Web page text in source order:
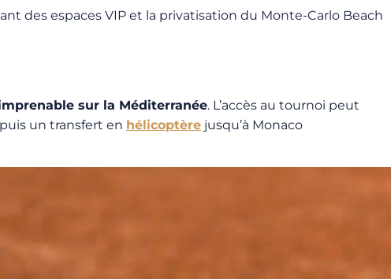
des espaces VIP et la privatisation du Monte-Carlo Beach
sur la Méditerranée. L’accès au tournoi peut
puis un transfert en hélicoptère jusqu’à Monaco